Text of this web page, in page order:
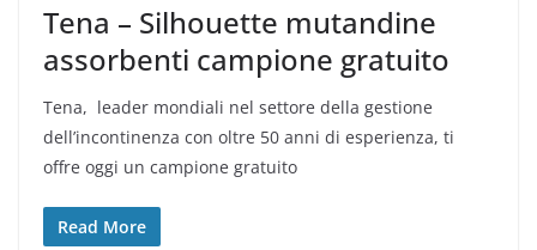
Tena – Silhouette mutandine
assorbenti campione gratuito
Tena, leader mondiali nel settore della gestione
dell’incontinenza con oltre 50 anni di esperienza, ti
offre oggi un campione gratuito
Read More